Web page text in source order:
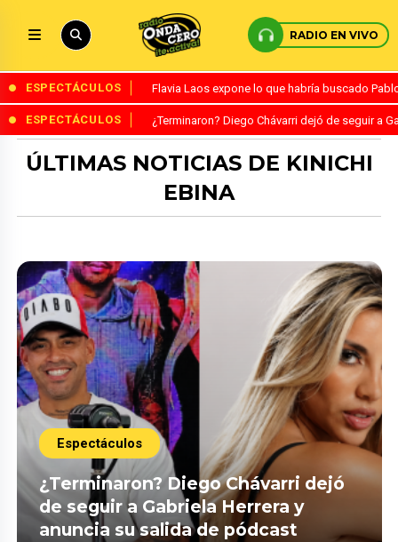
RADIO EN VIVO
ESPECTÁCULOS Flavia Laos expone lo que habría buscado
ESPECTÁCULOS ¿Terminaron? Diego Chávarri dejó de seguir a
ÚLTIMAS NOTICIAS DE KINICHI
EBINA
Espectáculos
¿Terminaron? Diego Chávarri dejó
de seguir a Gabriela Herrera y
anuncia su salida de pódcast